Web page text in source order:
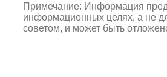
Примечание: Информация
информационных целях, а не
советом, и может быть